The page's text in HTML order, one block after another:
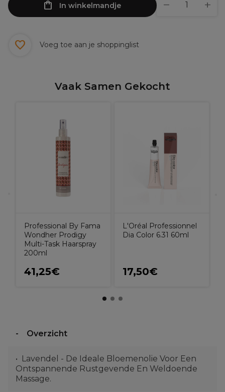
In winkelmandje
Voeg toe aan je shoppinglist
Vaak Samen Gekocht
Professional By Fama
Wondher Prodigy
Multi-Task Haarspray
200ml
41,25€
L'Oréal Professionnel
Dia Color 6.31 60ml
17,50€
Overzicht
Lavendel - De Ideale Bloemenolie Voor Een
Ontspannende Rustgevende En Weldoende
Massage.